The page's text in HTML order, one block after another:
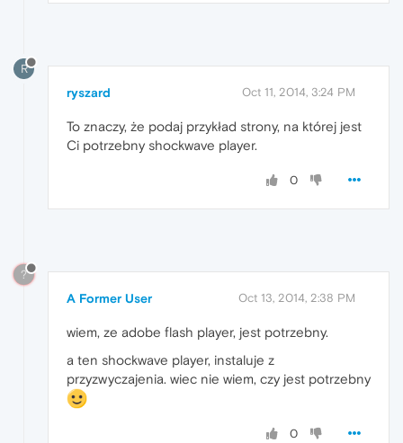
R
ryszard Oct 11, 2014, 3:24 PM
To znaczy, że podaj przykład strony, na której jest
Ci potrzebny shockwave player.
0
?
A Former User Oct 13, 2014, 2:38 PM
wiem, ze adobe flash player, jest potrzebny.
a ten shockwave player, instaluje z
przyzwyczajenia. wiec nie wiem, czy jest potrzebny
0